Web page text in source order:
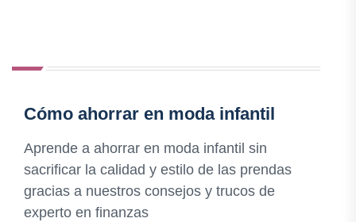
Cómo ahorrar en moda infantil
Aprende a ahorrar en moda infantil sin
sacrificar la calidad y estilo de las prendas
gracias a nuestros consejos y trucos de
experto en finanzas